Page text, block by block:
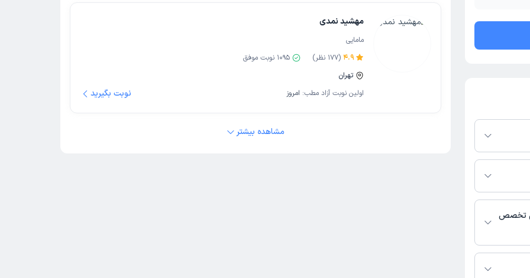
مهشید نمدی
مامایی
4.9
(
177 نظر) 1095 نوبت موفق
تهران
اولین نوبت آزاد مطب: امروز نوبت بگیرید
مشاهده بیشتر
دکترتو باشند،
بودن پروفایل
پزشکی و
تخصص
می‌کنند.